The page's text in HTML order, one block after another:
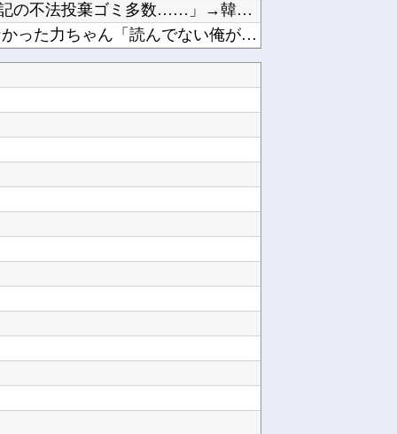
上高地の山小屋「またもハングル表記の不法投棄ゴミ多数……」→韓国メディア「ハングルの書かれ...
【にじさんじ】GS三神ネタを拾えなかった力ちゃん「読んでない俺が悪い……ムズイってぇ～！」...
【HUNTER×HUNTER 417話感想】ベンジャミン王子、ずっと溜めていた宿便を出し切...
堀井雄二氏「実況動画は宣伝になるのかどうなのかはわからない部分もありますけど（笑）」他
VIVANT１３話に錦鯉長谷川が出演していると話題にｗｗｗ （※画像あり）他
『ママレード・ボーイ』全巻「100円」セール！全8巻「4,344円」→「800円」！りぼん...
トルネコの大冒険シリーズがリメイクされたり新作発売されない理由は？なぜ？他
【朗報】ちいかわで一番好きなキャラが”くりまんじゅう先輩”なんやが…他
大丈夫そうな寮部屋他